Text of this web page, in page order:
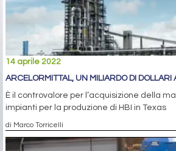
14 aprile 2022
ARCELORMITTAL, UN MILIARDO DI DOLLARI
È il controvalore per l’acquisizione della
impianti per la produzione di HBI in Texas
di Marco Torricelli